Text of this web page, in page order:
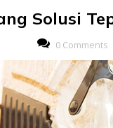
Solusi
0 Comments